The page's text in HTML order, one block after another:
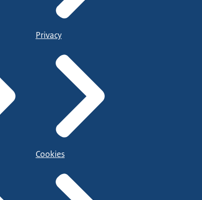
Privacy
Cookies